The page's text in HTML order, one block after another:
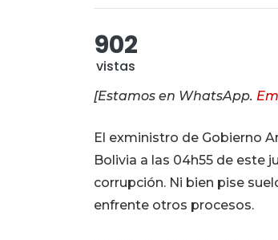
902
vistas
[Estamos en WhatsApp.
El exministro de Gobierno
Bolivia a las 04h55 de este
corrupción. Ni bien pise
enfrente otros procesos.